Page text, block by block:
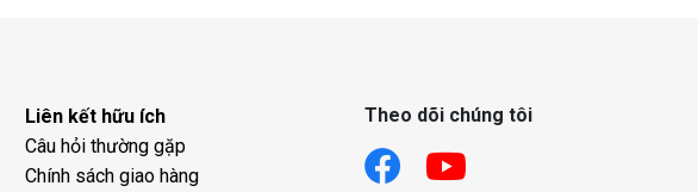
Liên kết hữu ích
Câu hỏi thường gặp
Chính sách giao hàng
Theo dõi chúng tôi